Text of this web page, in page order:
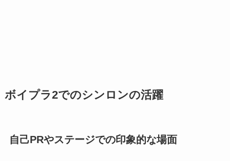
ボイプラ2でのシンロンの活躍
自己PRやステージでの印象的な場面